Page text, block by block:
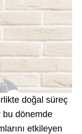
doğal süreç
dönemde
etkileyen